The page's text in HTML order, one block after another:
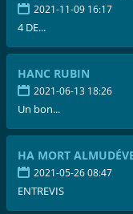
2021-11-09 16:17
4 DE...
HANC RUBIN
2021-06-13 18:26
Un bon...
HA MORT
2021-05-26 08:47
ENTREVIS